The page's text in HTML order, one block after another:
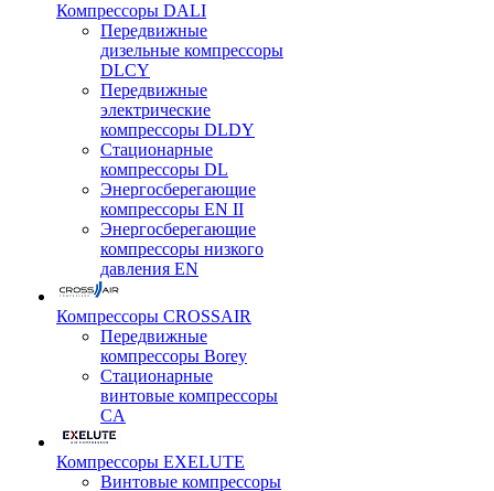
Компрессоры DALI
Передвижные
дизельные компрессоры
DLCY
Передвижные
электрические
компрессоры DLDY
Стационарные
компрессоры DL
Энергосберегающие
компрессоры EN II
Энергосберегающие
компрессоры низкого
давления EN
Компрессоры CROSSAIR
Передвижные
компрессоры Borey
Стационарные
винтовые компрессоры
CA
Компрессоры EXELUTE
Винтовые компрессоры